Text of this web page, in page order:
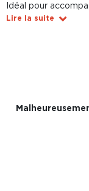
Idéal pour
Lire la suite